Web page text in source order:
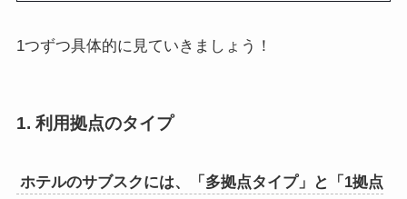
1つずつ具体的に見ていきましょう！
1. 利用拠点のタイプ
ホテルのサブスクには、「多拠点タイプ」と「1拠点